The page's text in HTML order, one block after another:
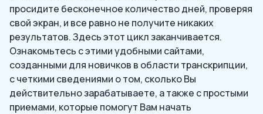
просидите бесконечное количество дней, проверяя
свой экран, и все равно не получите никаких
результатов. Здесь этот цикл заканчивается.
Ознакомьтесь с этими удобными сайтами,
созданными для новичков в области транскрипции,
с четкими сведениями о том, сколько Вы
действительно зарабатываете, а также с простыми
приемами, которые помогут Вам начать